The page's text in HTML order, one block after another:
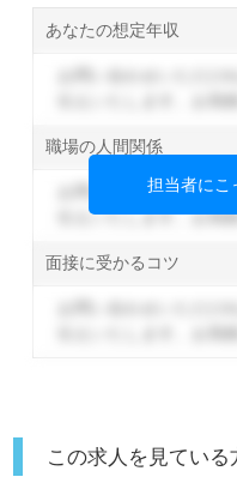
あなたの想定年収
職場の人間関係
お問い合わせいただけ
伝えいたします。お気
面接に受かるコツ
担当者にこ
この求人を見ている